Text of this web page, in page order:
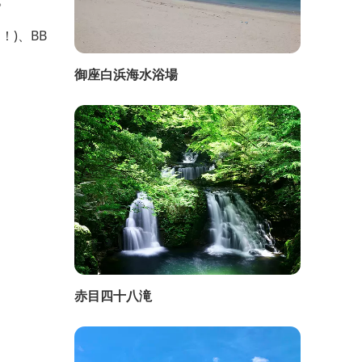
)、BB
御座白浜海水浴場
赤目四十八滝